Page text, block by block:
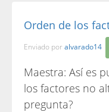
Orden de los
Enviado por alvarado14
Maestra: Así es
los factores no
pregunta?